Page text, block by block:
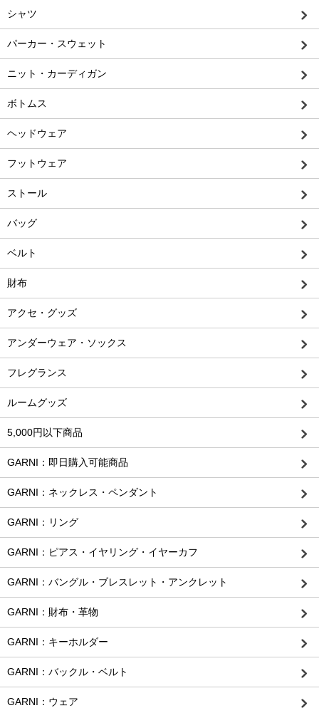
シャツ
パーカー・スウェット
ニット・カーディガン
ボトムス
ヘッドウェア
フットウェア
ストール
バッグ
ベルト
財布
アクセ・グッズ
アンダーウェア・ソックス
フレグランス
ルームグッズ
5,000円以下商品
GARNI：即日購入可能商品
GARNI：ネックレス・ペンダント
GARNI：リング
GARNI：ピアス・イヤリング・イヤーカフ
GARNI：バングル・ブレスレット・アンクレット
GARNI：財布・革物
GARNI：キーホルダー
GARNI：バックル・ベルト
GARNI：ウェア